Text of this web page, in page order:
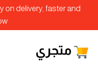
on delivery, faster and